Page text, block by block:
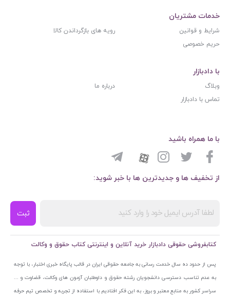
خدمات مشتریان
شرایط و قوانین
رویه های بازگرداندن کالا
حریم خصوصی
با دادبازار
وبلاگ
درباره ما
تماس با دادبازار
از تخفیف ها و جدیدترین ها با خبر شوید:
ثبت
با ما همراه باشید
کتابفروشی حقوقی دادبازار خرید آنلاین و اینترنتی کتاب حقوق و وکالت
پس از حدود ده سال خدمت رسانی به جامعه حقوقی ایران در قالب پایگاه خبری اختبار، با توجه
به عدم تناسب دسترسی دانشجویان رشته حقوق و داوطلبان آزمون های وکالت، قضاوت و ...
سراسر کشور به منابع معتبر و بروز، به این فکر افتادیم با استفاده از تجربه و تخصص تیم حرفه